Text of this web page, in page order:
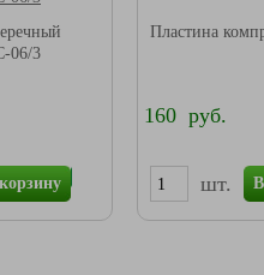
06/3
Пластина
160 руб.
шт.